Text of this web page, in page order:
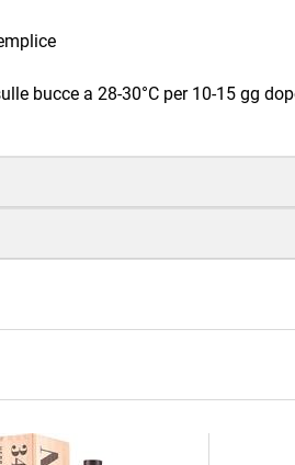
bucce a 28-30°C per 10-15 gg